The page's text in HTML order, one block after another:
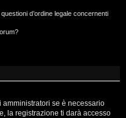
d’ordine legale concernenti
se è necessario
la registrazione ti darà accesso